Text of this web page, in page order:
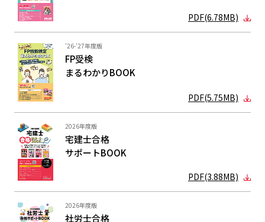
PDF(6.78MB)
'26-'27年度版
FP受検
まるわかりBOOK
PDF(5.75MB)
2026年度版
宅建士合格
サポートBOOK
PDF(3.88MB)
2026年度版
社労士合格